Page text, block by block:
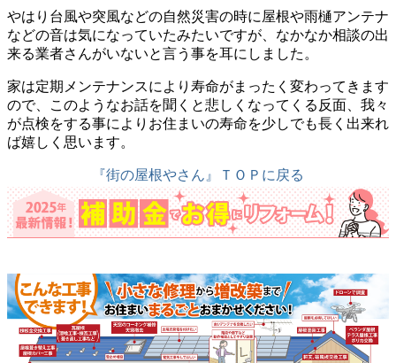
やはり台風や突風などの自然災害の時に屋根や雨樋アンテナ
などの音は気になっていたみたいですが、なかなか相談の出
来る業者さんがいないと言う事を耳にしました。
家は定期メンテナンスにより寿命がまったく変わってきます
ので、このようなお話を聞くと悲しくなってくる反面、我々
が点検をする事によりお住まいの寿命を少しでも長く出来れ
ば嬉しく思います。
『街の屋根やさん』ＴＯＰに戻る